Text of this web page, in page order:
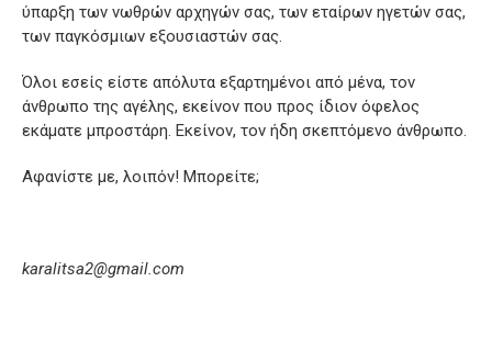
ύπαρξη των νωθρών αρχηγών σας, των εταίρων ηγετών σας,
των παγκόσμιων εξουσιαστών σας.
Όλοι εσείς είστε απόλυτα εξαρτημένοι από μένα, τον
άνθρωπο της αγέλης, εκείνον που προς ίδιον όφελος
εκάματε μπροστάρη. Εκείνον, τον ήδη σκεπτόμενο άνθρωπο.
Αφανίστε με, λοιπόν! Μπορείτε;
karalitsa2@gmail.com